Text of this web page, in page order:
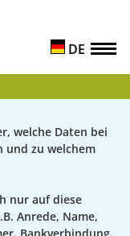
DE
welche Daten bei
und zu welchem
nur auf diese
Anrede, Name,